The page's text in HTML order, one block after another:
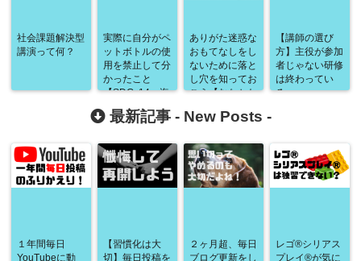
社会課題解決型
講演って何？
実際に自分がペ
ットボトルの使
用を禁止して分
かったこと
【SDGs14：海
の豊かさを守ろ
う】
ありがた迷惑な
おもてなしをし
ないために落と
し穴を知ってお
こう【むなかた
修】
【講師の選び
方】主役が参加
者じゃない研修
は終わってい
る。
最新記事 - New Posts -
１年間毎日
YouTubeに動
【習慣化は大
切】毎日投稿を
２ヶ月超、毎日
ブログ更新をし
レゴ®シリアス
プレイ®が気に